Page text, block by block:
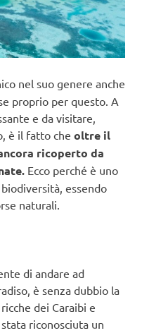
nel suo genere anche
proprio per questo. A
e da visitare,
è il fatto che oltre il
ricoperto da
Ecco perché è uno
essendo
naturali.
di andare ad
è senza dubbio la
dei Caraibi e
riconosciuta un